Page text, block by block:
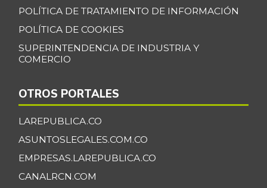
POLÍTICA DE TRATAMIENTO DE INFORMACIÓN
POLÍTICA DE COOKIES
SUPERINTENDENCIA DE INDUSTRIA Y
COMERCIO
OTROS PORTALES
LAREPUBLICA.CO
ASUNTOSLEGALES.COM.CO
EMPRESAS.LAREPUBLICA.CO
CANALRCN.COM